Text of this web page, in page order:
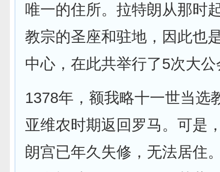
唯一的住所。拉特朗从那时
教宗的圣座和驻地，因此也
中心，在此共举行了5次大
1378年，额我略十一世当选
亚维农时期返回罗马。可是
朗宫已年久失修，无法居住